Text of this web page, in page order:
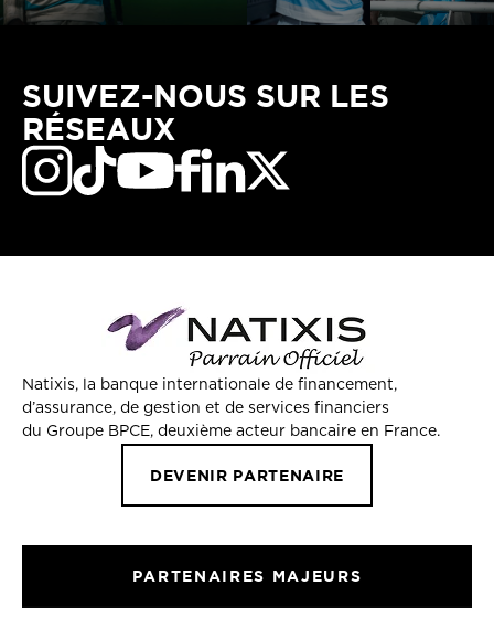
SUIVEZ-NOUS SUR LES
RÉSEAUX
Natixis, la banque internationale de financement,
d’assurance, de gestion et de services financiers
du Groupe BPCE, deuxième acteur bancaire en France.
DEVENIR PARTENAIRE
PARTENAIRES MAJEURS